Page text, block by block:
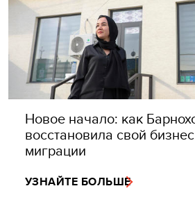
Новое начало: как
восстановила свой
миграции
УЗНАЙТЕ БОЛЬШЕ